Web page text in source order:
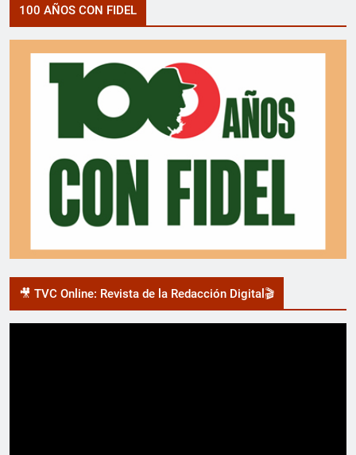
100 AÑOS CON FIDEL
🎥 TVC Online: Revista de la Redacción Digital🎬